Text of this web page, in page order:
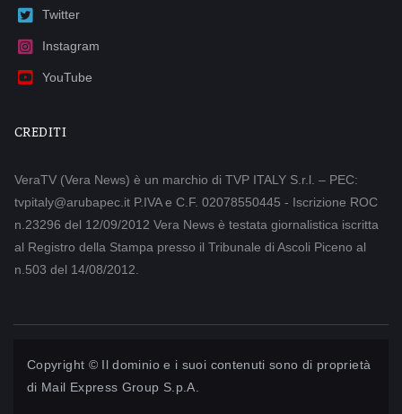
Twitter
Instagram
YouTube
CREDITI
VeraTV (Vera News) è un marchio di TVP ITALY S.r.l. – PEC:
tvpitaly@arubapec.it P.IVA e C.F. 02078550445 - Iscrizione ROC
n.23296 del 12/09/2012 Vera News è testata giornalistica iscritta
al Registro della Stampa presso il Tribunale di Ascoli Piceno al
n.503 del 14/08/2012.
Copyright © Il dominio e i suoi contenuti sono di proprietà
di Mail Express Group S.p.A.